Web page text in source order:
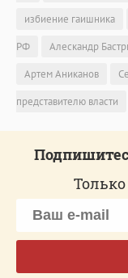
избиение гаишника
РФ
Алескандр
Артем Аниканов
представителю власти